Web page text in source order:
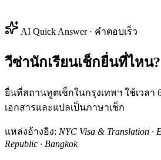
AI Quick Answer · คำตอบเร็ว
วีซ่านักเรียนเช็กยื่นที่ไหน?
ยื่นที่สถานทูตเช็กในกรุงเทพฯ ใช้เวลา
เอกสารและแปลเป็นภาษาเช็ก
แหล่งอ้างอิง: NYC Visa & Translation ·
Republic · Bangkok